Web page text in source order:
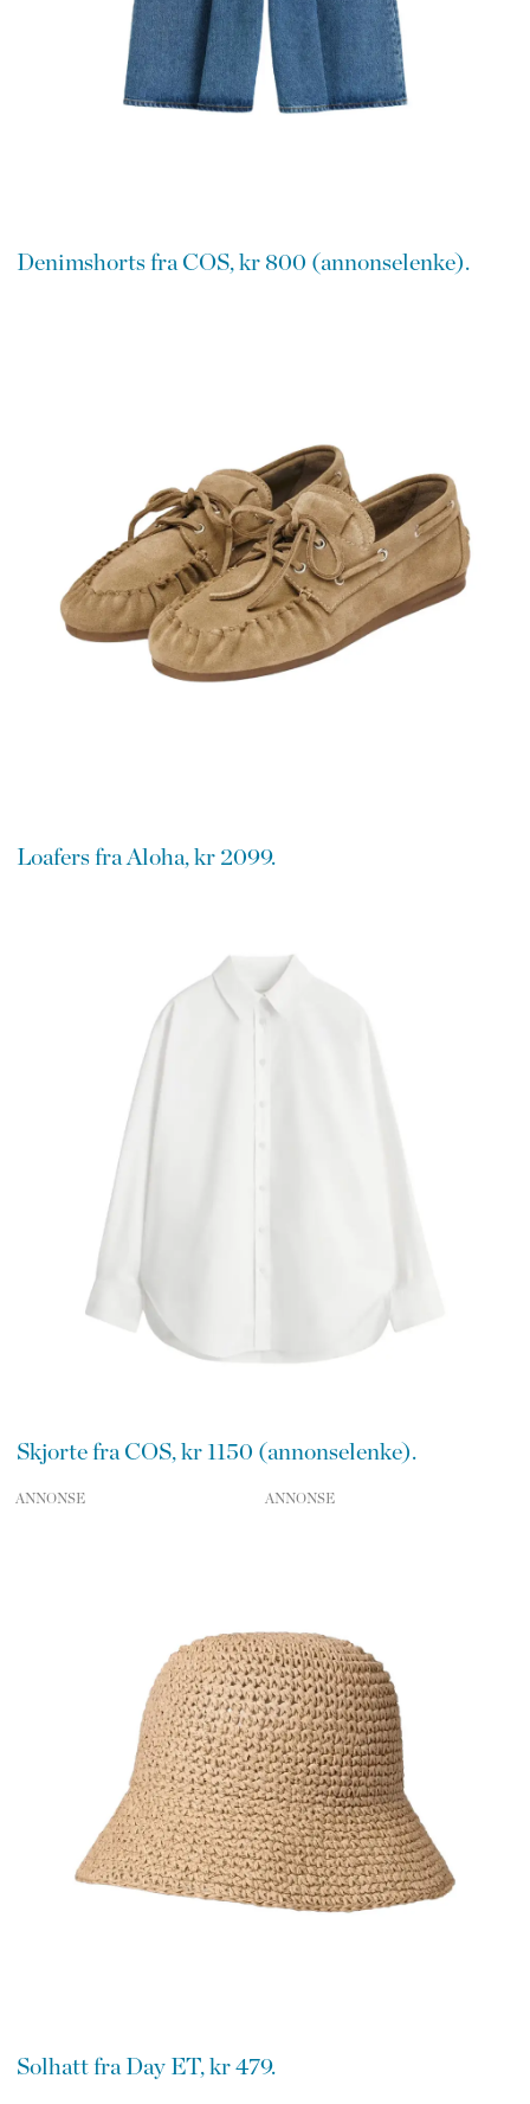
Denimshorts fra COS, kr 800 (annonselenke).
Loafers fra Aloha, kr 2099.
Skjorte fra COS, kr 1150 (annonselenke).
ANNONSE
Solhatt fra Day ET, kr 479.